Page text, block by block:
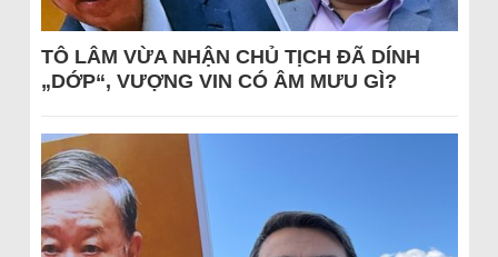
TÔ LÂM VỪA NHẬN CHỦ TỊCH ĐÃ DÍNH
„DỚP“, VƯỢNG VIN CÓ ÂM MƯU GÌ?